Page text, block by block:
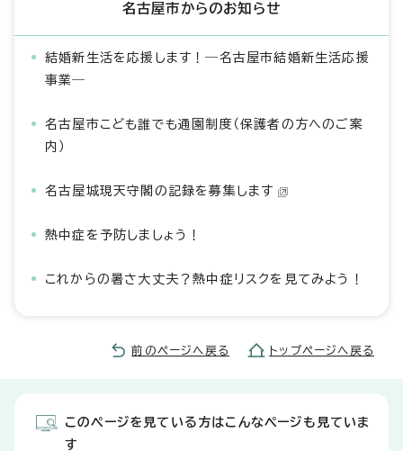
名古屋市からのお知らせ
結婚新生活を応援します！―名古屋市結婚新生活応援
事業―
名古屋市こども誰でも通園制度（保護者の方へのご案
内）
名古屋城現天守閣の記録を募集します
熱中症を予防しましょう！
これからの暑さ大丈夫？熱中症リスクを見てみよう！
前のページへ戻る トップページへ戻る
このページを見ている方はこんなページも見ていま
す